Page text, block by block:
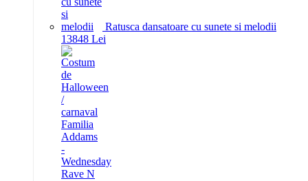
Ratusca dansatoare cu sunete si melodii
13848 Lei